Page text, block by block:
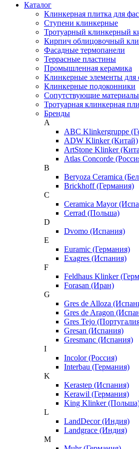
Каталог
Клинкерная плитка для
Ступени клинкерные
Тротуарный клинкерный
Кирпич облицовочный
Фасадные термопанели
Террасные пластины
Промышленная керамика
Клинкерные элементы для
Клинкерные подоконники
Сопутствующие материалы
Тротуарная клинкерная
Бренды
A
ABC Klinkergruppe
ADW Klinker (Китай)
ArtStone Klinker
Atlas Concorde
B
Beryoza Ceramica
Brickhoff (Германия)
C
Ceramica Mayor
Cerrad (Польша)
D
Dvomo (Испания)
E
Euramic (Германия)
Exagres (Испания)
F
Feldhaus Klinker
Forasan (Иран)
G
Gres de Alloza
Gres de Aragon
Gres Tejo
Gresan (Испания)
Gresmanc (Испания)
I
Incolor (Россия)
Interbau (Германия)
K
Kerastep (Испания)
Kerawil (Германия)
King Klinker
L
LandDecor (Индия)
Landgrace (Индия)
M